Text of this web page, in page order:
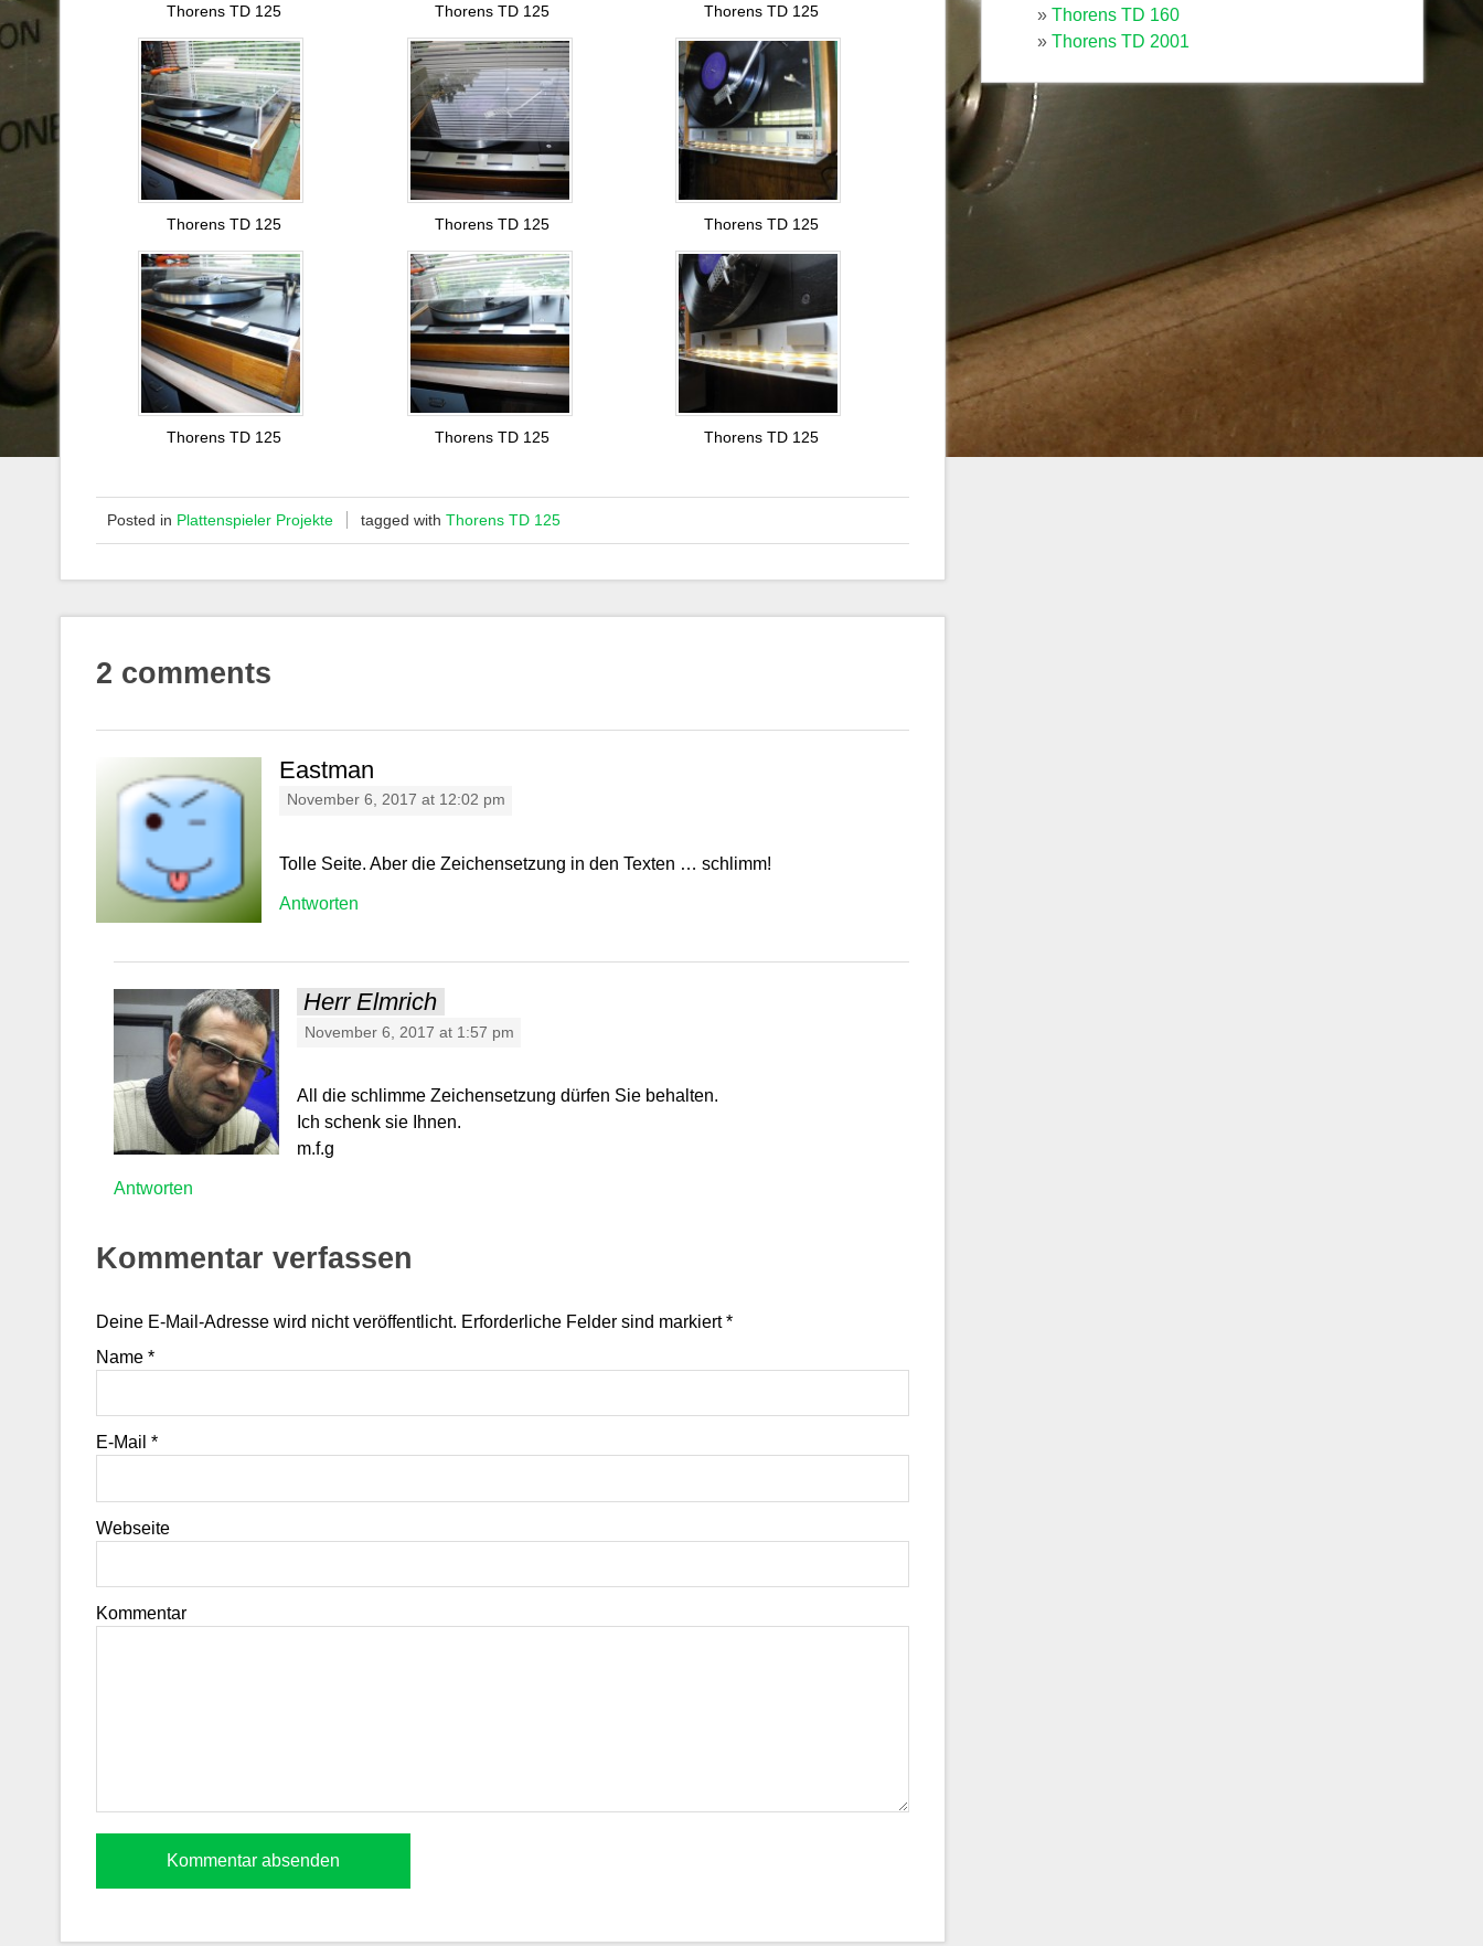
Thorens TD 125 Thorens TD 125 Thorens TD 125
Thorens TD 125 Thorens TD 125 Thorens TD 125
Thorens TD 125 Thorens TD 125 Thorens TD 125
Posted in Plattenspieler Projekte tagged with Thorens TD 125
2 comments
Eastman
November 6, 2017 at 12:02 pm
Tolle Seite. Aber die Zeichensetzung in den Texten … schlimm!
Antworten
Herr Elmrich
November 6, 2017 at 1:57 pm
All die schlimme Zeichensetzung dürfen Sie behalten.
Ich schenk sie Ihnen.
m.f.g
Antworten
Kommentar verfassen
Deine E-Mail-Adresse wird nicht veröffentlicht. Erforderliche Felder sind markiert*
Name *
E-Mail *
Webseite
Kommentar
Thorens TD 160
Thorens TD 2001